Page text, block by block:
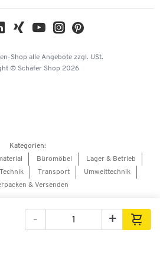
- +
360°-Ansicht
Shop alle Angebote zzgl. USt.
© Schäfer Shop 2026
Kategorien:
Büromöbel
Lager & Betrieb
Technik Transport
Umwelttechnik
& Versenden